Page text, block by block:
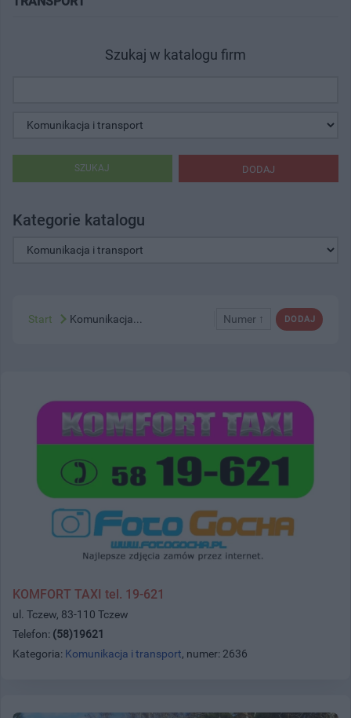
Szukaj w katalogu firm
DODAJ
SZUKAJ
Kategorie katalogu
DODAJ
Numer ↑
Start Komunikacja...
KOMFORT TAXI tel. 19-621
ul. Tczew, 83-110 Tczew
Telefon: (58)19621
Kategoria: Komunikacja i transport, numer: 2636